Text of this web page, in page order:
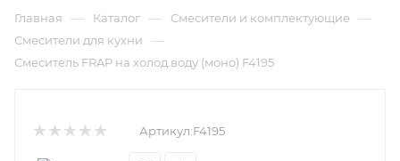
Главная — Каталог — Смесители и комплектующие —
Смесители для кухни —
Смеситель FRAP на холод.воду (моно) F4195
Артикул:F4195